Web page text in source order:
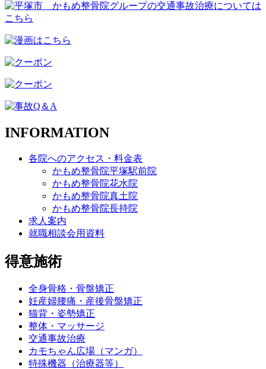
INFORMATION
各院へのアクセス・料金表
かもめ整骨院平塚駅前院
かもめ整骨院花水院
かもめ整骨院真土院
かもめ整骨院長持院
求人案内
就職相談会用資料
得意施術
全身骨格・骨盤矯正
妊産婦腰痛・産後骨盤矯正
猫背・姿勢矯正
整体・マッサージ
交通事故治療
カモちゃん広場（マンガ）
特殊機器（治療器等）